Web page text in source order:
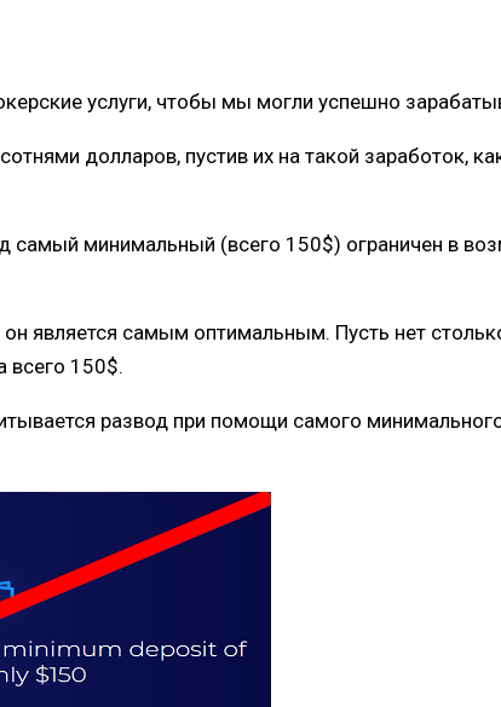
услуги, чтобы мы могли успешно
долларов, пустив их на такой заработок,
самый минимальный (всего 150$) ограничен в
он является самым оптимальным. Пусть нет
всего 150$.
развод при помощи самого